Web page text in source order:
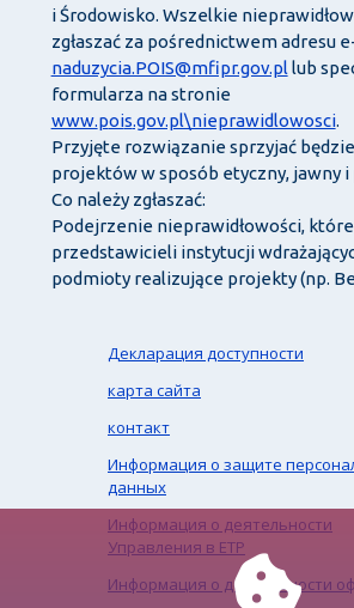
i Środowisko. Wszelkie
zgłaszać za pośrednictwem adresu
naduzycia.POIS@mfipr.gov.pl lub
formularza na stronie
www.pois.gov.pl\nieprawidlowosci.
Przyjęte rozwiązanie sprzyjać
projektów w sposób etyczny, jawny
Co należy zgłaszać:
Podejrzenie nieprawidłowości,
przedstawicieli instytucji
podmioty realizujące projekty (np.
Декларация доступности
карта сайта
контакт
Информация о защите
данных
Информация о деятельности
Управления в ЕТР
Информация о деятельности